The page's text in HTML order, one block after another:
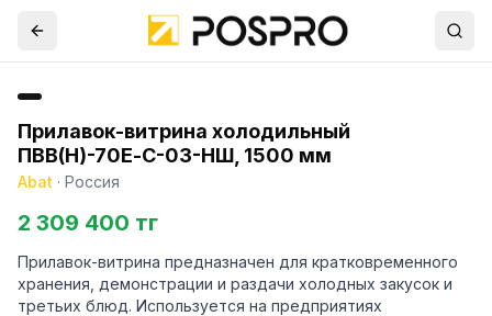
Прилавок-витрина холодильный
ПВВ(Н)-70Е-С-03-НШ, 1500 мм
Abat · Россия
2 309 400 тг
Прилавок-витрина предназначен для кратковременного
хранения, демонстрации и раздачи холодных закусок и
третьих блюд. Используется на предприятиях